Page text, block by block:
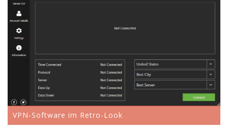
VPN-Software im Retro-Look